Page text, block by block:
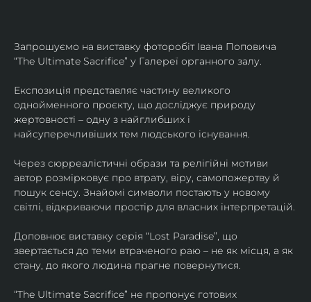
Запрошуємо на виставку фоторобіт Івана Поповича
“The Ultimate Sacrifice” у Галереї органного залу.
Експозиція представляє частину великого
однойменного проєкту, що досліджує природу
жертовності – одну з найглибших і
найсуперечливіших тем людського існування.
Через сюрреалістичні образи та релігійні мотиви
автор розмірковує про втрату, віру, самопожертву й
пошук сенсу. Знайомі символи постають у новому
світлі, відкриваючи простір для власних інтерпретацій.
Доповнює виставку серія “Lost Paradise”, що
звертається до теми втраченого раю – не як місця, а як
стану, до якого людина прагне повернутися.
“The Ultimate Sacrifice” не пропонує готових